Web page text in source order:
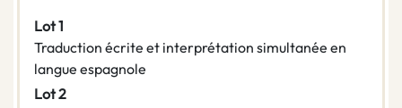
Lot 1
Traduction écrite et interprétation simultanée en
langue espagnole
Lot 2